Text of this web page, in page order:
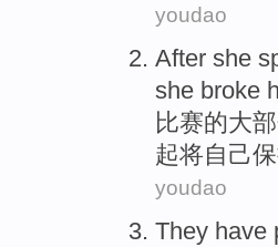
youdao
After she
she broke
比赛的大
起将自己
youdao
They have